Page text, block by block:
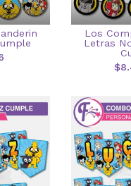
Los
Letras